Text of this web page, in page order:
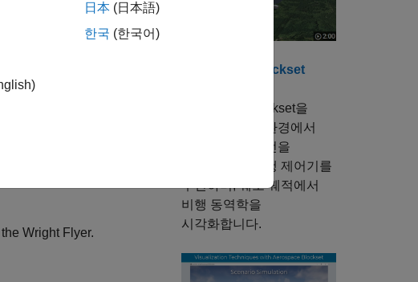
구간을 계산 및 시각화
Wright Flyer.
Aerospace Blockset
Aerospace Blockset을
사용하여 동적 환경에서
항공기 및 우주선을
모델링하고, 비행 제어기를
구현하며, 궤도 궤적에서
비행 동역학을
시각화합니다.
日本 (日本語)
한국 (한국어)